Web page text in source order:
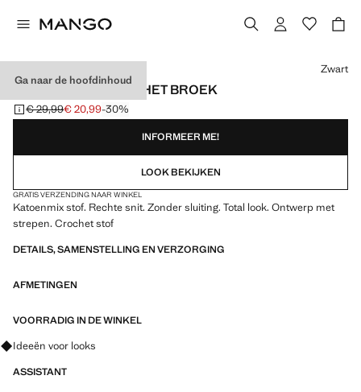
Ga naar de hoofdinhoud
GESTREEPTE CROCHET BROEK
Oorspronkelijke prijs doorgehaald [€ 29,99 ]
€ 29,99
Huidige prijs [€ 20,99 ]
€ 20,99-30%
Kies een kleur
Zwart
INFORMEER ME!
LOOK BEKIJKEN
GRATIS VERZENDING NAAR WINKEL
Katoenmix stof. Rechte snit. Zonder sluiting. Total look. Ontwerp met
strepen. Crochet stof
DETAILS, SAMENSTELLING EN VERZORGING
AFMETINGEN
VOORRADIG IN DE WINKEL
Vraag om outfitideeën, kledingstukken en trends
Ideeën voor looks
ASSISTANT